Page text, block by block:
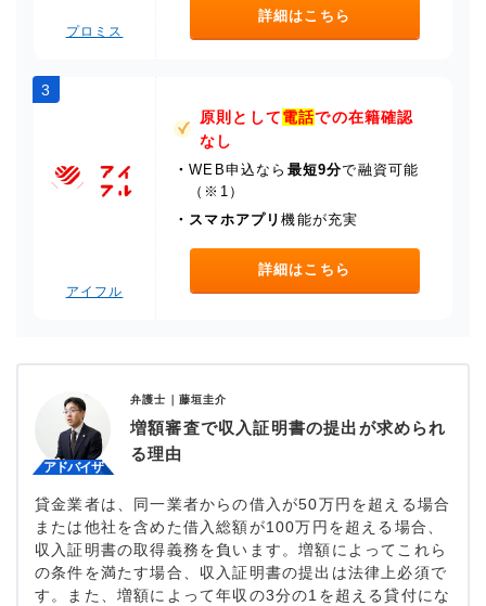
プロミス
詳細はこちら
3
アイフル
原則として電話での在籍確認
なし
・WEB申込なら 最短9分で融資可能
（※1）
・ スマホアプリ機能が充実
詳細はこちら
弁護士｜ 藤垣圭介
増額審査で収入証明書の提出が求められ
る理由
貸金業者は、同一業者からの借入が50万円を超える場合
または他社を含めた借入総額が100万円を超える場合、
収入証明書の取得義務を負います。増額によってこれら
の条件を満たす場合、収入証明書の提出は法律上必須で
す。また、増額によって年収の3分の1を超える貸付にな